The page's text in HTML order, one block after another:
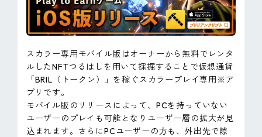
スカラー専用モバイル版はオーナーから無料でレンタ
ルしたNFTつるはしを用いて採掘することで仮想通貨
「BRIL（トークン）」を稼ぐスカラープレイ専用※ア
プリです。
モバイル版のリリースによって、PCを持っていない
ユーザーのプレイも可能となりユーザー層の拡大が見
込まれます。さらにPCユーザーの方も、外出先で隙